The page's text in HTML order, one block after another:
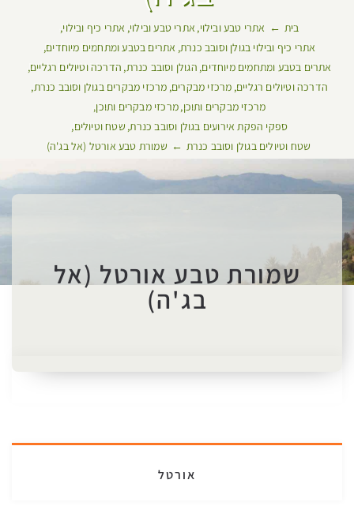
בית אתרי טבע ובילוי אתרי טבע ובילוי אתרי כיף ובילוי
אתרי כיף ובילוי בגולן וסובב כנרת אתרים בטבע ומתחמים מיוחדים
אתרים בטבע ומתחמים מיוחדים הגולן וסובב כנרת הדרכה וטיולים רגליים
הדרכה וטיולים רגליים מרכזי מבקרים מרכזי מבקרים בגולן וסובב כנרת
מרכזי מבקרים ותוכן מרכזי מבקרים ותוכן
ספקי הפקת אירועים בגולן וסובב כנרת שטח וטיולים
שטח וטיולים בגולן וסובב כנרת
שמורת טבע אורטל (אל בג'ה)
שמורת טבע אורטל (אל
בג'ה)
אורטל